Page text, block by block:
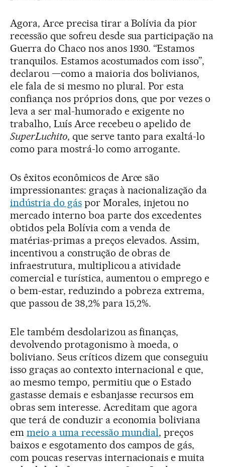
Agora, Arce precisa tirar a Bolívia da pior
recessão que sofreu desde sua participação na
Guerra do Chaco nos anos 1930. “Estamos
tranquilos. Estamos acostumados com isso”,
declarou —como a maioria dos bolivianos,
ele fala de si mesmo no plural. Por esta
confiança nos próprios dons, que por vezes o
leva a ser mal-humorado e exigente no
trabalho, Luís Arce recebeu o apelido de
SuperLuchito, que serve tanto para exaltá-lo
como para mostrá-lo como arrogante.
Os êxitos econômicos de Arce são
impressionantes: graças à nacionalização da
indústria do gáspor Morales, injetou no
mercado interno boa parte dos excedentes
obtidos pela Bolívia com a venda de
matérias-primas a preços elevados. Assim,
incentivou a construção de obras de
infraestrutura, multiplicou a atividade
comercial e turística, aumentou o emprego e
o bem-estar, reduzindo a pobreza extrema,
que passou de 38,2% para 15,2%.
Ele também desdolarizou as finanças,
devolvendo protagonismo à moeda, o
boliviano. Seus críticos dizem que conseguiu
isso graças ao contexto internacional e que,
ao mesmo tempo, permitiu que o Estado
gastasse demais e esbanjasse recursos em
obras sem interesse. Acreditam que agora
que terá de conduzir a economia boliviana
em meio a uma recessão mundial, preços
baixos e esgotamento dos campos de gás,
com poucas reservas internacionais e muita